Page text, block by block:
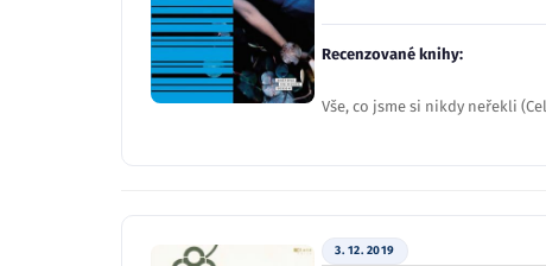
Recenzované knihy:
Vše, co jsme si nikdy neřekli
3. 12. 2019